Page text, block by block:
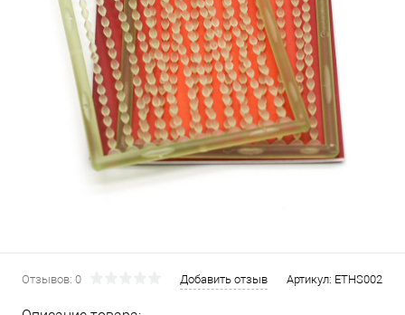
Отзывов: 0 Добавить отзыв Артикул: ETHS002